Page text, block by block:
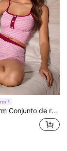
tirantes y pantalones cortos con rayas rosas y blancas, cintura de punto, tirantes y decoración de botones de contraste